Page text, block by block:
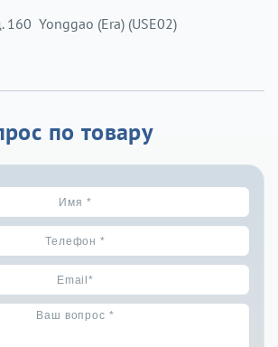
160 Yonggao (Era) (USE02)
по товару